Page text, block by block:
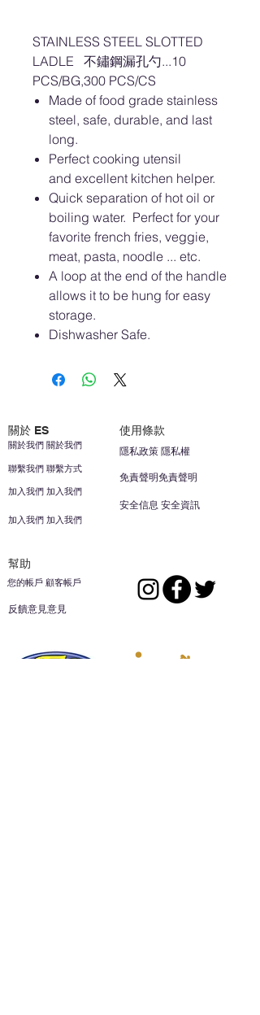
STAINLESS STEEL SLOTTED
LADLE 不鏽鋼漏孔勺...10
PCS/BG,300 PCS/CS
Made of food grade stainless
steel, safe, durable, and last
long.
Perfect cooking utensil
and excellent kitchen helper.
Quick separation of hot oil or
boiling water. Perfect for your
favorite french fries, veggie,
meat, pasta, noodle ... etc.
A loop at the end of the handle
allows it to be hung for easy
storage.
Dishwasher Safe.
關於 ES 使用條款
聯繫我們 聯繫方式
加入我們 加入我們
關於我們 關於我們
加入我們 加入我們
安全信息 安全資訊
免責聲明免責聲明
隱私政策 隱私權
幫助
您的帳戶 顧客帳戶
反饋意見意見